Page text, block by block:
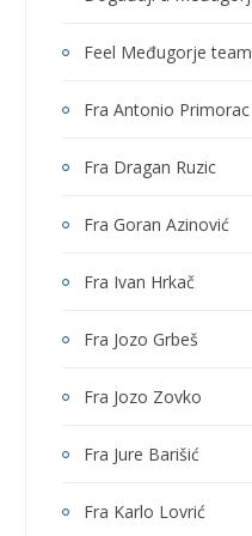
Feel Međugorje team
Fra Antonio Primorac
Fra Dragan Ruzic
Fra Goran Azinović
Fra Ivan Hrkač
Fra Jozo Grbeš
Fra Jozo Zovko
Fra Jure Barišić
Fra Karlo Lovrić